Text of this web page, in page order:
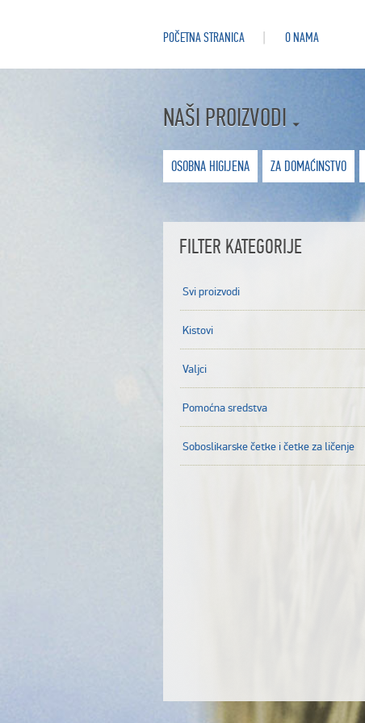
POČETNA STRANICA O NAMA
NAŠI PROIZVODI
OSOBNA HIGIJENA ZA DOMAĆINSTVO
FILTER KATEGORIJE
Svi proizvodi
Kistovi
Valjci
Pomoćna sredstva
Soboslikarske četke i četke za ličenje